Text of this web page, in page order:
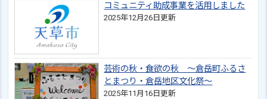
コミュニティ助成事業を活用しました
2025年12月26日更新
芸術の秋・食欲の秋 ～倉岳町ふるさ
とまつり・倉岳地区文化祭～
2025年11月16日更新